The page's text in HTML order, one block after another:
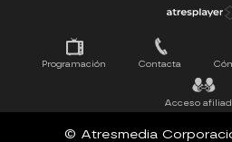
Programación Contacta
Acceso
© Atresmedia